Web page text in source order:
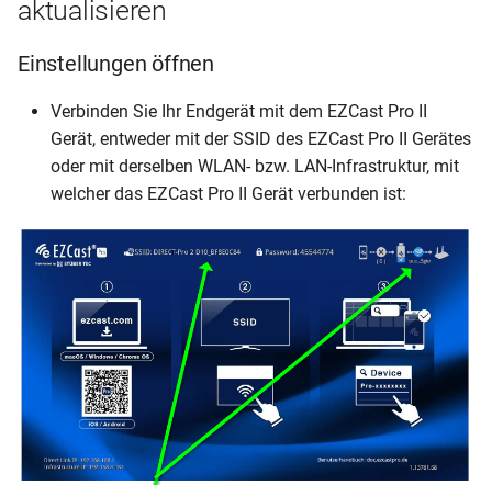
aktualisieren
Einstellungen öffnen
Verbinden Sie Ihr Endgerät mit dem EZCast Pro II
Gerät, entweder mit der SSID des EZCast Pro II Gerätes
oder mit derselben WLAN- bzw. LAN-Infrastruktur, mit
welcher das EZCast Pro II Gerät verbunden ist: